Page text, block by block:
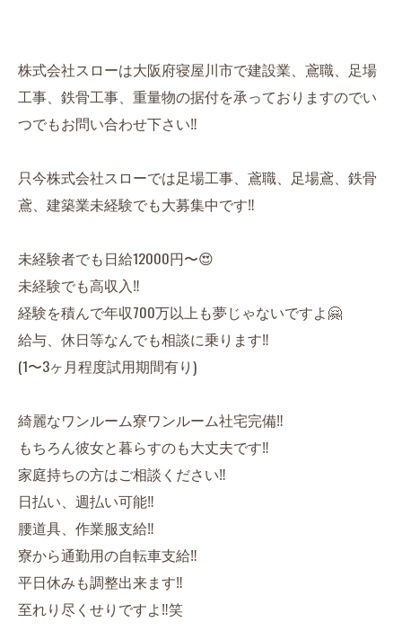
株式会社スローは大阪府寝屋川市で建設業、鳶職、足場
工事、鉄骨工事、重量物の据付を承っておりますのでい
つでもお問い合わせ下さい‼️
只今株式会社スローでは足場工事、鳶職、足場鳶、鉄骨
鳶、建築業未経験でも大募集中です‼️
未経験者でも日給12000円〜😍
未経験でも高収入‼️
経験を積んで年収700万以上も夢じゃないですよ🤗
給与、休日等なんでも相談に乗ります‼️
(1〜3ヶ月程度試用期間有り)
綺麗なワンルーム寮ワンルーム社宅完備‼️
もちろん彼女と暮らすのも大丈夫です‼️
家庭持ちの方はご相談ください‼️
日払い、週払い可能‼️
腰道具、作業服支給‼️
寮から通勤用の自転車支給‼️
平日休みも調整出来ます‼️
至れり尽くせりですよ‼️笑